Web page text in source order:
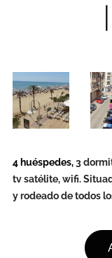
4 huéspedes,3
tv satélite, wifi.
y rodeado de todos